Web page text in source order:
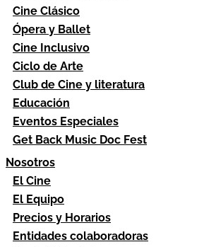
Cine Clásico
Ópera y Ballet
Cine Inclusivo
Ciclo de Arte
Club de Cine y literatura
Educación
Eventos Especiales
Get Back Music Doc Fest
Nosotros
El Cine
El Equipo
Precios y Horarios
Entidades colaboradoras